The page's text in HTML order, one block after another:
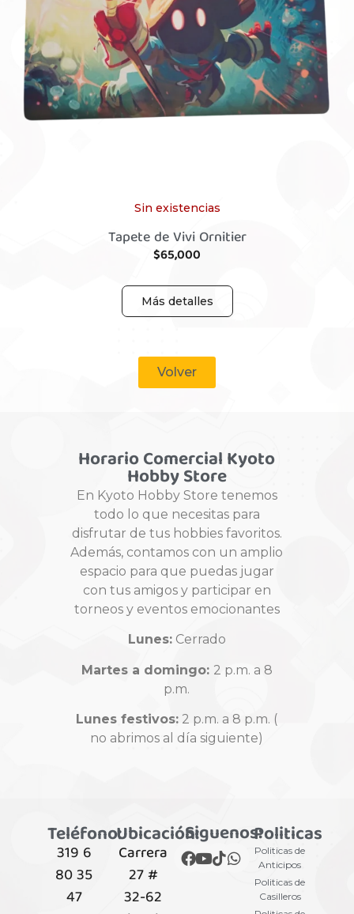
Sin existencias
Tapete de Vivi Ornitier
$65,000
Más detalles
Volver
Horario Comercial Kyoto
Hobby Store
En Kyoto Hobby Store tenemos
todo lo que necesitas para
disfrutar de tus hobbies favoritos.
Además, contamos con un amplio
espacio para que puedas jugar
con tus amigos y participar en
torneos y eventos emocionantes
Lunes:Cerrado
Martes a domingo: 2 p.m. a 8
p.m.
Lunes festivos: 2 p.m. a 8 p.m. (
no abrimos al día siguiente)
Siguenos:Politicas
Politicas de
Anticipos
Politicas de
Casilleros
Ubicación:
Carrera
27 #
32-62
Teléfono:
319 6
80 35
47